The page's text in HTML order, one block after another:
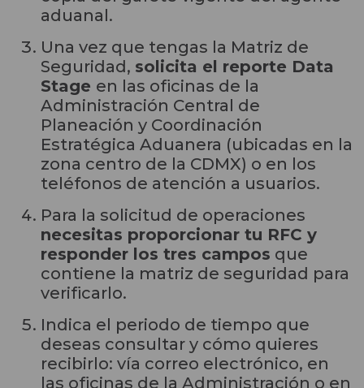
aduanal.
Una vez que tengas la Matriz de
Seguridad, solicita el reporte Data
Stage en las oficinas de la
Administración Central de
Planeación y Coordinación
Estratégica Aduanera (ubicadas en la
zona centro de la CDMX) o en los
teléfonos de atención a usuarios.
Para la solicitud de operaciones
necesitas proporcionar tu RFC y
responder los tres campos que
contiene la matriz de seguridad para
verificarlo.
Indica el periodo de tiempo que
deseas consultar y cómo quieres
recibirlo: vía correo electrónico, en
las oficinas de la Administración o en